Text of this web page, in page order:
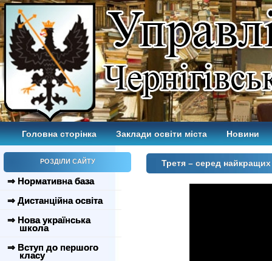
Головна сторінка Заклади освіти міста Новини
РОЗДІЛИ САЙТУ
⇒ Нормативна база
⇒ Дистанційна освіта
⇒ Нова українська
школа
⇒ Вступ до першого
класу
Третя – серед найкращих